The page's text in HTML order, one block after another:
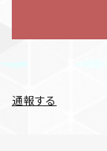
通報する